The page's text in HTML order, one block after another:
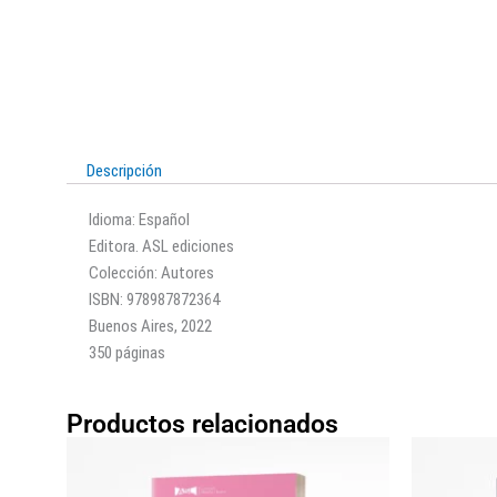
Descripción
Idioma: Español
Editora. ASL ediciones
Colección: Autores
ISBN: 978987872364
Buenos Aires, 2022
350 páginas
Productos relacionados